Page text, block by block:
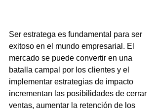
Ser estratega es fundamental para ser
exitoso en el mundo empresarial. El
mercado se puede convertir en una
batalla campal por los clientes y el
implementar estrategias de impacto
incrementan las posibilidades de cerrar
ventas, aumentar la retención de los